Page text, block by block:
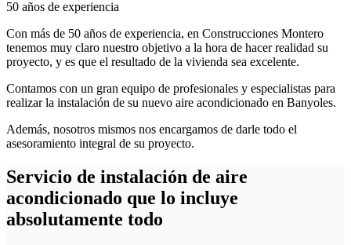
50 años de experiencia
Con más de 50 años de experiencia, en Construcciones Montero
tenemos muy claro nuestro objetivo a la hora de hacer realidad su
proyecto, y es que el resultado de la vivienda sea excelente.
Contamos con un gran equipo de profesionales y especialistas para
realizar la instalación de su nuevo aire acondicionado en Banyoles.
Además, nosotros mismos nos encargamos de darle todo el
asesoramiento integral de su proyecto.
Servicio de instalación de aire
acondicionado que lo incluye
absolutamente todo